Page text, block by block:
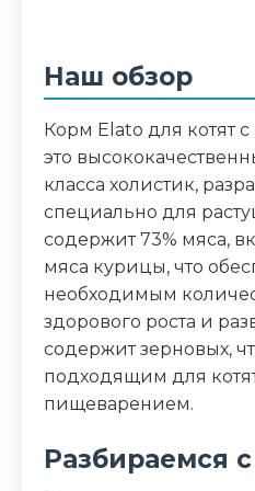
куриная печень,
глюкозамин,
гвоздика, волокна
Аналитический
белок 42.0%, жир
влага 8.0%, зола
фосфор 1.2%, магний
2.0%, Омега-3 1.0%,
глюкозамин 1000 мг/
сульфат 800 мг/кг
Дополнительные
Наш обзор
Корм Elato для котят
это
класса холистик,
специально для
содержит 73% мяса,
мяса курицы, что
необходимым
здорового роста и
содержит зерновых,
подходящим для
пищеварением.
Разбираемся